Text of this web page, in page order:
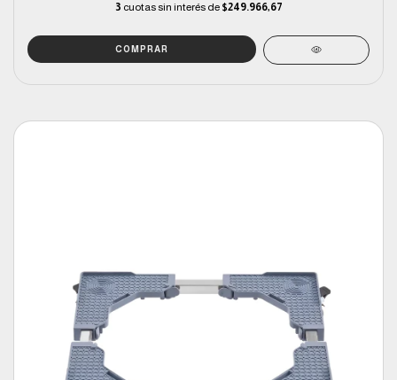
3 cuotas sin interés de $249.966,67